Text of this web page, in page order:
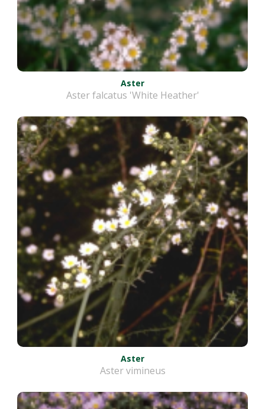
Aster
Aster falcatus 'White Heather'
Aster
Aster vimineus